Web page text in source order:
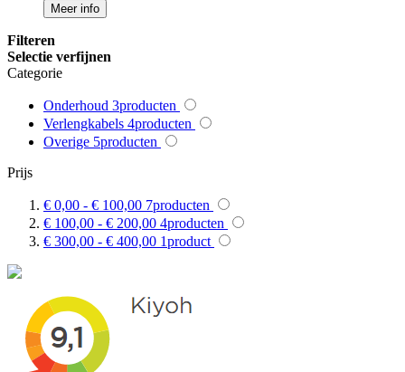
Meer info
Filteren
Selectie verfijnen
Categorie
Onderhoud 3producten
Verlengkabels 4producten
Overige 5producten
Prijs
€ 0,00 - € 100,00 7producten
€ 100,00 - € 200,00 4producten
€ 300,00 - € 400,00 1product